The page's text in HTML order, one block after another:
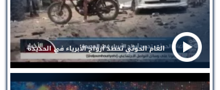
الغام الحوثي تحصد أرواح الأبرياء في الحديدة